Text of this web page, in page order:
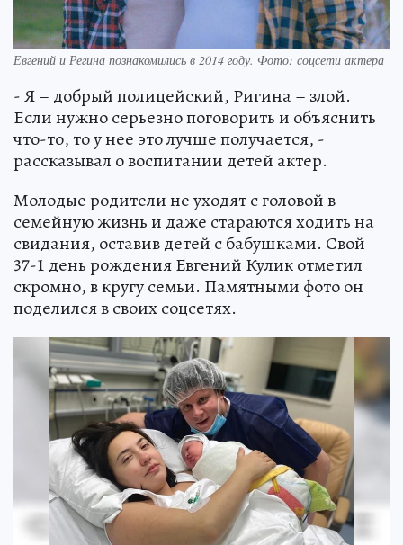
Евгений и Регина познакомились в 2014 году. Фото: соцсети актера
- Я – добрый полицейский, Ригина – злой.
Если нужно серьезно поговорить и объяснить
что-то, то у нее это лучше получается, -
рассказывал о воспитании детей актер.
Молодые родители не уходят с головой в
семейную жизнь и даже стараются ходить на
свидания, оставив детей с бабушками. Свой
37-1 день рождения Евгений Кулик отметил
скромно, в кругу семьи. Памятными фото он
поделился в своих соцсетях.